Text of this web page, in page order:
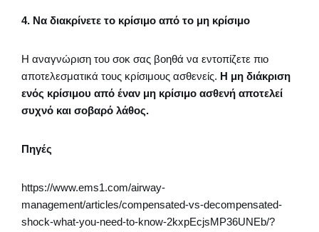
4. Να διακρίνετε το κρίσιμο από το μη κρίσιμο
Η αναγνώριση του σοκ σας βοηθά να εντοπίζετε πιο
αποτελεσματικά τους κρίσιμους ασθενείς. Η μη διάκριση
ενός κρίσιμου από έναν μη κρίσιμο ασθενή αποτελεί
συχνό και σοβαρό λάθος.
Πηγές
https://www.ems1.com/airway-
management/articles/compensated-vs-decompensated-
shock-what-you-need-to-know-2kxpEcjsMP36UNEb/?